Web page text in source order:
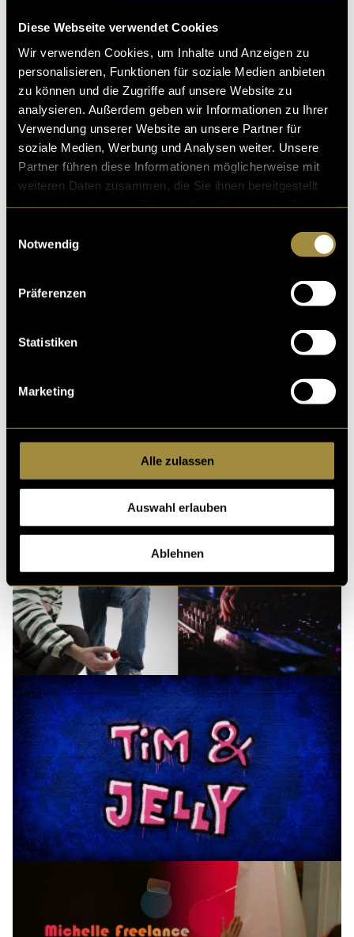
Diese Webseite verwendet Cookies
Wir verwenden Cookies, um Inhalte und Anzeigen zu
personalisieren, Funktionen für soziale Medien anbieten
zu können und die Zugriffe auf unsere Website zu
analysieren. Außerdem geben wir Informationen zu Ihrer
Verwendung unserer Website an unsere Partner für
soziale Medien, Werbung und Analysen weiter. Unsere
Partner führen diese Informationen möglicherweise mit
weiteren Daten zusammen, die Sie ihnen bereitgestellt
Notwendig
Präferenzen
Statistiken
Marketing
Alle zulassen
Auswahl erlauben
Ablehnen